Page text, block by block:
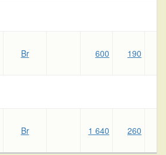
Br 600 190
Br 1 640 260